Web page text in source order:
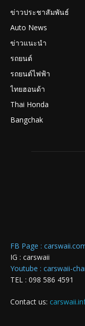
ข่าวประชาสัมพันธ์
Auto News
ข่าวแนะนำ
รถยนต์
รถยนต์ไฟฟ้า
ไทยฮอนด้า
Thai Honda
Bangchak
FB Page :
IG : carswaii
Youtube : carswaii-
TEL : 098 586 4591
Contact us: